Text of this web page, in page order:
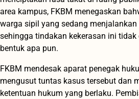
area kampus, FKBM menegaskan
warga sipil yang sedang
sehingga tindakan kekerasan ini
bentuk apa pun.
FKBM mendesak aparat penegak
mengusut tuntas kasus tersebut dan
ketentuan hukum yang berlaku.